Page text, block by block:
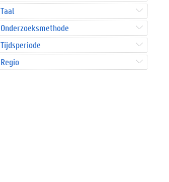
Taal
Onderzoeksmethode
Tijdsperiode
Regio